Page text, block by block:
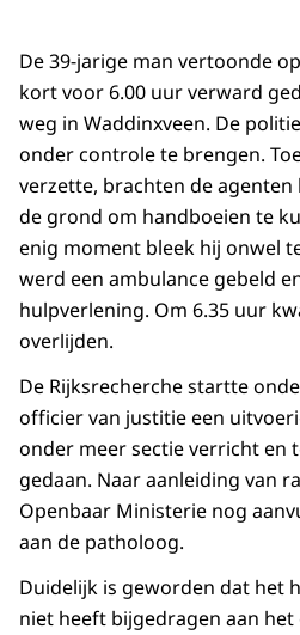
De 39-jarige man vertoonde
kort voor 6.00 uur verward
weg in Waddinxveen. De
onder controle te brengen.
verzette, brachten de
de grond om handboeien te
enig moment bleek hij onwel
werd een ambulance gebeld
hulpverlening. Om 6.35 uur
overlijden.
De Rijksrecherche startte
officier van justitie een
onder meer sectie verricht en
gedaan. Naar aanleiding van
Openbaar Ministerie nog
aan de patholoog.
Duidelijk is geworden dat het
niet heeft bijgedragen aan